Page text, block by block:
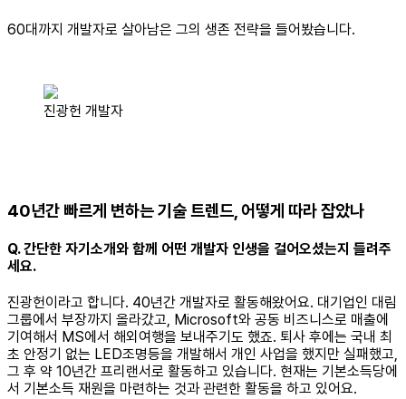
60대까지 개발자로 살아남은 그의 생존 전략을 들어봤습니다.
진광헌 개발자
40년간 빠르게 변하는 기술 트렌드, 어떻게 따라 잡았나
Q. 간단한 자기소개와 함께 어떤 개발자 인생을 걸어오셨는지 들려주
세요.
진광헌이라고 합니다. 40년간 개발자로 활동해왔어요. 대기업인 대림
그룹에서 부장까지 올라갔고, Microsoft와 공동 비즈니스로 매출에
기여해서 MS에서 해외여행을 보내주기도 했죠. 퇴사 후에는 국내 최
초 안정기 없는 LED조명등을 개발해서 개인 사업을 했지만 실패했고,
그 후 약 10년간 프리랜서로 활동하고 있습니다. 현재는 기본소득당에
서 기본소득 재원을 마련하는 것과 관련한 활동을 하고 있어요.